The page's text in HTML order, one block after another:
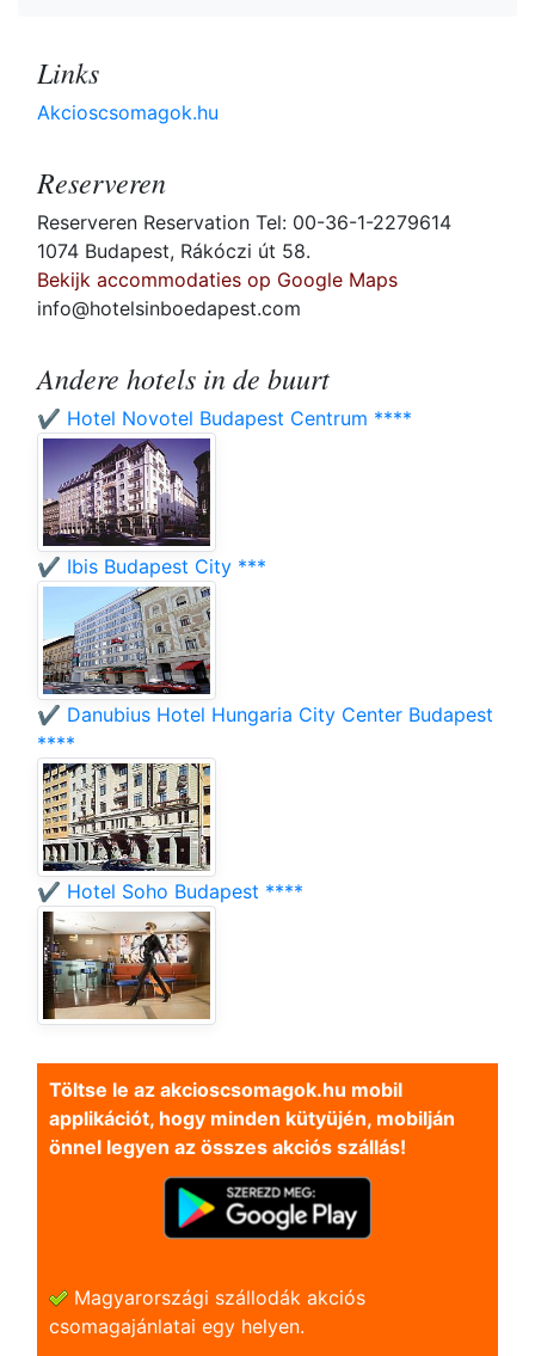
Links
Akcioscsomagok.hu
Reserveren
Reserveren Reservation Tel: 00-36-1-2279614
1074 Budapest, Rákóczi út 58.
Bekijk accommodaties op Google Maps
info@hotelsinboedapest.com
Andere hotels in de buurt
✔️ Hotel Novotel Budapest Centrum ****
✔️ Ibis Budapest City ***
✔️ Danubius Hotel Hungaria City Center Budapest
****
✔️ Hotel Soho Budapest ****
Töltse le az akcioscsomagok.hu mobil
applikációt, hogy minden kütyüjén, mobilján
önnel legyen az összes akciós szállás!
Magyarországi szállodák akciós
csomagajánlatai egy helyen.